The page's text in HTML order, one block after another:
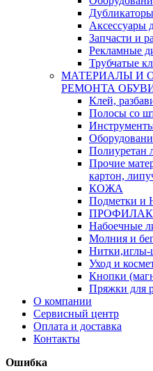
Аксессуары
Запчасти и
Рекламные
Трубчатые
МАТЕРИАЛЫ И
РЕМОНТА
Клей,
Полосы со
Полиуретан
Прочие
картон,
КОЖА
Подметки и
Набоечные
Молния и
Уход и
Кнопки
Пряжки для
О компании
Сервисный центр
Оплата и доставка
Контакты
Ошибка